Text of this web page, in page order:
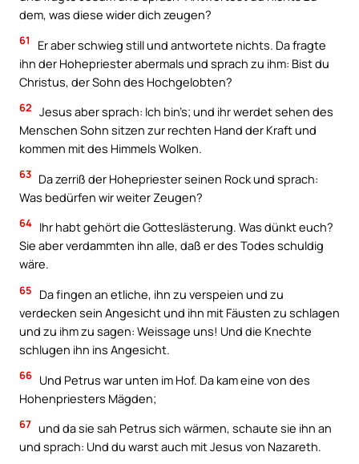
dem, was diese wider dich zeugen?
61
Er aber schwieg still und antwortete nichts. Da fragte
ihn der Hohepriester abermals und sprach zu ihm: Bist du
Christus, der Sohn des Hochgelobten?
62 Jesus aber sprach: Ich bin’s; und ihr werdet sehen des
Menschen Sohn sitzen zur rechten Hand der Kraft und
kommen mit des Himmels Wolken.
63 Da zerriß der Hohepriester seinen Rock und sprach:
Was bedürfen wir weiter Zeugen?
64 Ihr habt gehört die Gotteslästerung. Was dünkt euch?
Sie aber verdammten ihn alle, daß er des Todes schuldig
wäre.
65
Da fingen an etliche, ihn zu verspeien und zu
verdecken sein Angesicht und ihn mit Fäusten zu schlagen
und zu ihm zu sagen: Weissage uns! Und die Knechte
schlugen ihn ins Angesicht.
66 Und Petrus war unten im Hof. Da kam eine von des
Hohenpriesters Mägden;
67 und da sie sah Petrus sich wärmen, schaute sie ihn an
und sprach: Und du warst auch mit Jesus von Nazareth.